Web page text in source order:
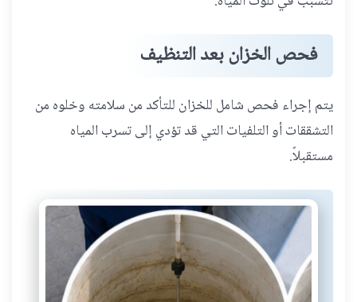
فحص الخزان بعد التنظيف
يتم إجراء فحص شامل للخزان للتأكد من سلامته وخلوه من
التشققات أو التلفيات التي قد تؤدي إلى تسرب المياه
مستقبلاً.